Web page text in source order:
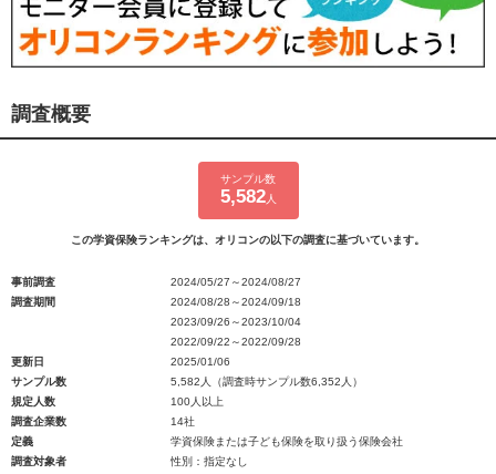
調査概要
サンプル数
5,582人
この学資保険ランキングは、オリコンの以下の調査に基づいています。
事前調査
2024/05/27～2024/08/27
調査期間
2024/08/28～2024/09/18
2023/09/26～2023/10/04
2022/09/22～2022/09/28
更新日
2025/01/06
サンプル数
5,582人（調査時サンプル数6,352人）
規定人数
100人以上
調査企業数
14社
定義
学資保険または子ども保険を取り扱う保険会社
調査対象者
性別：指定なし